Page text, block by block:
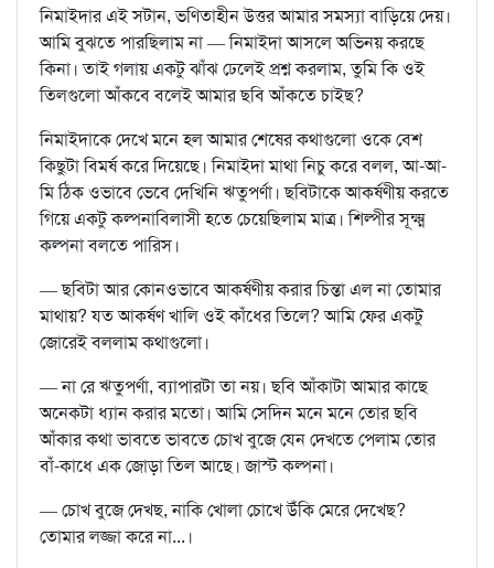
নিমাইদার এই সটান, ভণিতাহীন উত্তর আমার সমস্যা বাড়িয়ে দেয়।
আমি বুঝতে পারছিলাম না — নিমাইদা আসলে অভিনয় করছে
কিনা। তাই গলায় একটু ঝাঁঝ ঢেলেই প্রশ্ন করলাম, তুমি কি ওই
তিলগুলো আঁকবে বলেই আমার ছবি আঁকতে চাইছ?
নিমাইদাকে দেখে মনে হল আমার শেষের কথাগুলো ওকে বেশ
কিছুটা বিমর্ষ করে দিয়েছে। নিমাইদা মাথা নিচু করে বলল, আ-আ-
মি ঠিক ওভাবে ভেবে দেখিনি ঋতুপর্ণা। ছবিটাকে আকর্ষণীয় করতে
গিয়ে একটু কল্পনাবিলাসী হতে চেয়েছিলাম মাত্র। শিল্পীর সূক্ষ্ম
কল্পনা বলতে পারিস।
— ছবিটা আর কোনওভাবে আকর্ষণীয় করার চিন্তা এল না তোমার
মাথায়? যত আকর্ষণ খালি ওই কাঁধের তিলে? আমি ফের একটু
জোরেই বললাম কথাগুলো।
— না রে ঋতুপর্ণা, ব্যাপারটা তা নয়। ছবি আঁকাটা আমার কাছে
অনেকটা ধ্যান করার মতো। আমি সেদিন মনে মনে তোর ছবি
আঁকার কথা ভাবতে ভাবতে চোখ বুজে যেন দেখতে পেলাম তোর
বাঁ-কাধে এক জোড়া তিল আছে। জাস্ট কল্পনা।
— চোখ বুজে দেখছ, নাকি খোলা চোখে উঁকি মেরে দেখেছ?
তোমার লজ্জা করে না...।